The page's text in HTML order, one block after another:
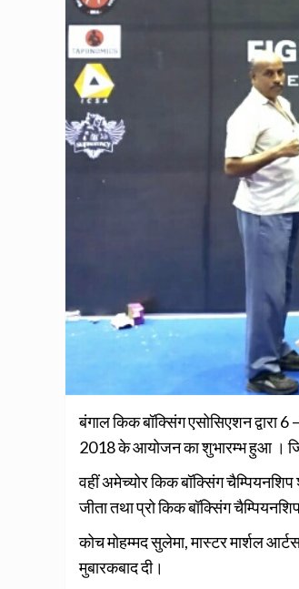
बंगाल किक बॉक्सिंग एसोसिएशन द्वारा
2018 के आयोजन का शुभारम्भ हुआ ।
वहीं अमेच्योर किक बॉक्सिंग
जीता तथा प्रो किक बॉक्सिंग
कोच मोहम्मद सुलेमा, मास्टर मार्शल
मुबारकबाद दी।